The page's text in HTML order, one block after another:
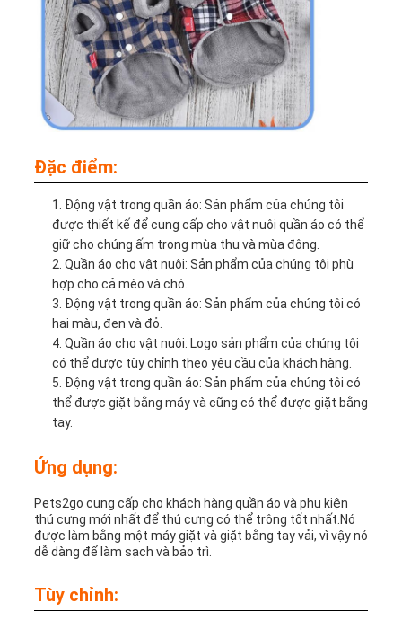
Đặc điểm:
Động vật trong quần áo: Sản phẩm của chúng tôi
được thiết kế để cung cấp cho vật nuôi quần áo có thể
giữ cho chúng ấm trong mùa thu và mùa đông.
Quần áo cho vật nuôi: Sản phẩm của chúng tôi phù
hợp cho cả mèo và chó.
Động vật trong quần áo: Sản phẩm của chúng tôi có
hai màu, đen và đỏ.
Quần áo cho vật nuôi: Logo sản phẩm của chúng tôi
có thể được tùy chỉnh theo yêu cầu của khách hàng.
Động vật trong quần áo: Sản phẩm của chúng tôi có
thể được giặt bằng máy và cũng có thể được giặt bằng
tay.
Ứng dụng:
Pets2go cung cấp cho khách hàng quần áo và phụ kiện
thú cưng mới nhất để thú cưng có thể trông tốt nhất.Nó
được làm bằng một máy giặt và giặt bằng tay vải, vì vậy nó
dễ dàng để làm sạch và bảo trì.
Tùy chỉnh: